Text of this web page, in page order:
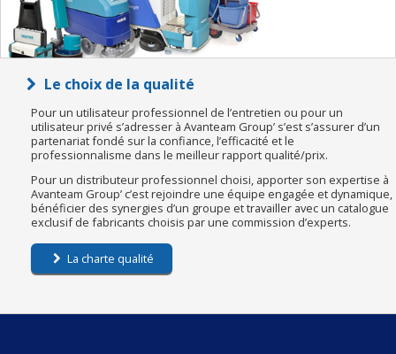
Le choix de la qualité
Pour un utilisateur professionnel de l’entretien ou pour un
utilisateur privé s’adresser à Avanteam Group’ s’est s’assurer d’un
partenariat fondé sur la confiance, l’efficacité et le
professionnalisme dans le meilleur rapport qualité/prix.
Pour un distributeur professionnel choisi, apporter son expertise à
Avanteam Group’ c’est rejoindre une équipe engagée et dynamique,
bénéficier des synergies d’un groupe et travailler avec un catalogue
exclusif de fabricants choisis par une commission d’experts.
La charte qualité